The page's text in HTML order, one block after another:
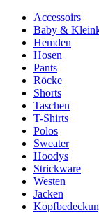
Accessoirs
Baby &
Hemden
Hosen
Pants
Röcke
Shorts
Taschen
T-Shirts
Polos
Sweater
Hoodys
Strickware
Westen
Jacken